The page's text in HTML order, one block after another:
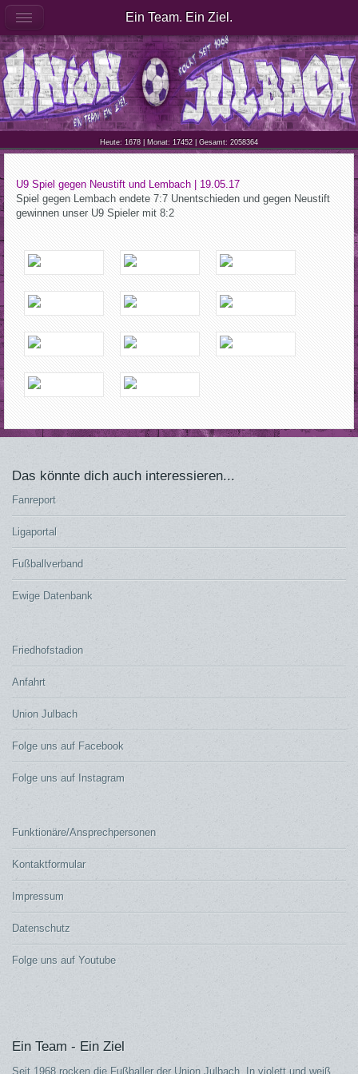
Heute: 1678 | Monat: 17452 | Gesamt: 2058364
U9 Spiel gegen Neustift und Lembach | 19.05.17
Spiel gegen Lembach endete 7:7 Unentschieden und gegen Neustift
gewinnen unser U9 Spieler mit 8:2
Das könnte dich auch interessieren...
Fanreport
Ligaportal
Fußballverband
Ewige Datenbank
Friedhofstadion
Anfahrt
Union Julbach
Folge uns auf Facebook
Folge uns auf Instagram
Funktionäre/Ansprechpersonen
Kontaktformular
Impressum
Datenschutz
Folge uns auf Youtube
Ein Team - Ein Ziel
Seit 1968 rocken die Fußballer der Union Julbach. In violett und weiß
Ein Team. Ein Ziel.